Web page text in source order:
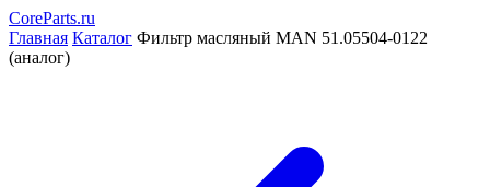
CoreParts.ru
Главная Каталог Фильтр масляный MAN 51.05504-0122
(аналог)